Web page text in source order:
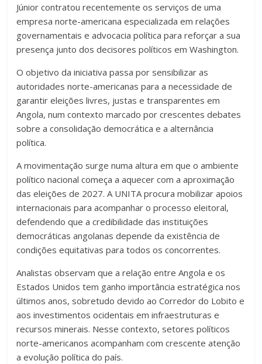
Júnior contratou recentemente os serviços de uma
empresa norte-americana especializada em relações
governamentais e advocacia política para reforçar a sua
presença junto dos decisores políticos em Washington.
O objetivo da iniciativa passa por sensibilizar as
autoridades norte-americanas para a necessidade de
garantir eleições livres, justas e transparentes em
Angola, num contexto marcado por crescentes debates
sobre a consolidação democrática e a alternância
política.
A movimentação surge numa altura em que o ambiente
político nacional começa a aquecer com a aproximação
das eleições de 2027. A UNITA procura mobilizar apoios
internacionais para acompanhar o processo eleitoral,
defendendo que a credibilidade das instituições
democráticas angolanas depende da existência de
condições equitativas para todos os concorrentes.
Analistas observam que a relação entre Angola e os
Estados Unidos tem ganho importância estratégica nos
últimos anos, sobretudo devido ao Corredor do Lobito e
aos investimentos ocidentais em infraestruturas e
recursos minerais. Nesse contexto, setores políticos
norte-americanos acompanham com crescente atenção
a evolução política do país.